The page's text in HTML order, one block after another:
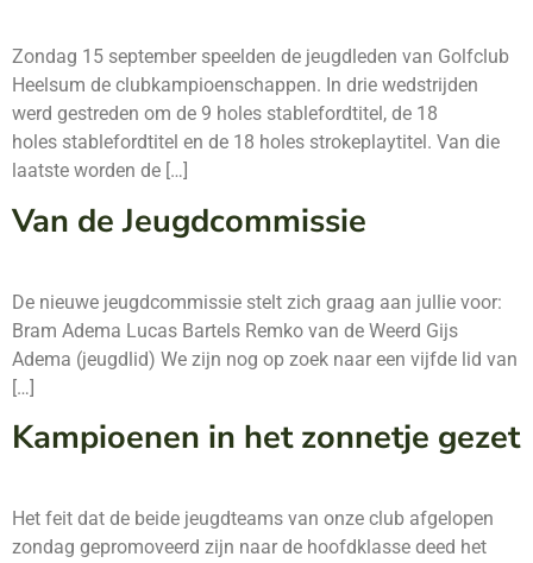
Zondag 15 september speelden de jeugdleden van Golfclub
Heelsum de clubkampioenschappen. In drie wedstrijden
werd gestreden om de 9 holes stablefordtitel, de 18
holes stablefordtitel en de 18 holes strokeplaytitel. Van die
laatste worden de […]
Van de Jeugdcommissie
De nieuwe jeugdcommissie stelt zich graag aan jullie voor:
Bram Adema Lucas Bartels Remko van de Weerd Gijs
Adema (jeugdlid) We zijn nog op zoek naar een vijfde lid van
[…]
Kampioenen in het zonnetje gezet
Het feit dat de beide jeugdteams van onze club afgelopen
zondag gepromoveerd zijn naar de hoofdklasse deed het